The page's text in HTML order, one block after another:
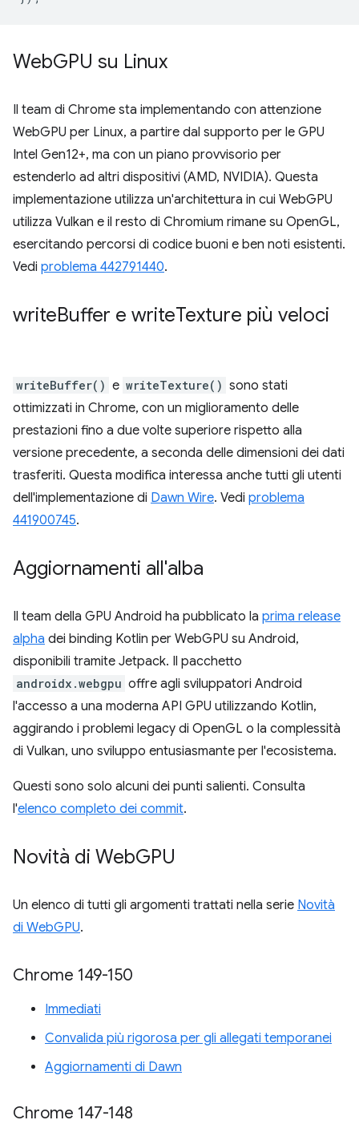
WebGPU su Linux
Il team di Chrome sta implementando con attenzione
WebGPU per Linux, a partire dal supporto per le GPU
Intel Gen12+, ma con un piano provvisorio per
estenderlo ad altri dispositivi (AMD, NVIDIA). Questa
implementazione utilizza un'architettura in cui WebGPU
utilizza Vulkan e il resto di Chromium rimane su OpenGL,
esercitando percorsi di codice buoni e ben noti esistenti.
Vedi problema 442791440.
writeBuffer e writeTexture più veloci
writeBuffer() e writeTexture() sono stati
ottimizzati in Chrome, con un miglioramento delle
prestazioni fino a due volte superiore rispetto alla
versione precedente, a seconda delle dimensioni dei dati
trasferiti. Questa modifica interessa anche tutti gli utenti
dell'implementazione di Dawn Wire. Vedi problema
441900745.
Aggiornamenti all'alba
Il team della GPU Android ha pubblicato la prima release
alpha dei binding Kotlin per WebGPU su Android,
disponibili tramite Jetpack. Il pacchetto
androidx.webgpu offre agli sviluppatori Android
l'accesso a una moderna API GPU utilizzando Kotlin,
aggirando i problemi legacy di OpenGL o la complessità
di Vulkan, uno sviluppo entusiasmante per l'ecosistema.
Questi sono solo alcuni dei punti salienti. Consulta
l'elenco completo dei commit.
Novità di WebGPU
Un elenco di tutti gli argomenti trattati nella serie Novità
di WebGPU.
Chrome 149-150
Immediati
Convalida più rigorosa per gli allegati temporanei
Aggiornamenti di Dawn
Chrome 147-148